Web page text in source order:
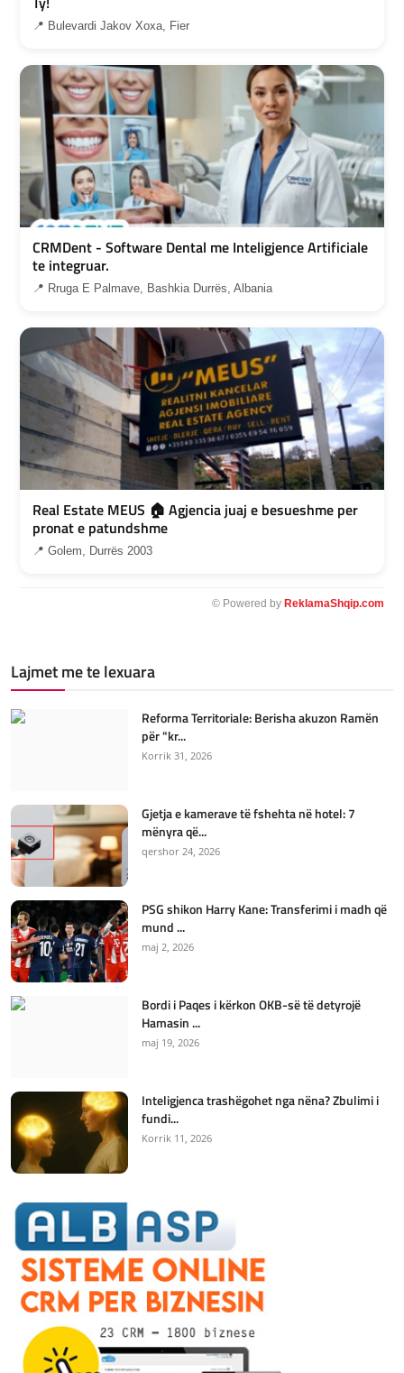
📍 Bulevardi Jakov Xoxa, Fier
CRMDent - Software Dental me Inteligjence Artificiale
te integruar.
📍 Rruga E Palmave, Bashkia Durrës, Albania
Real Estate MEUS 🏠 Agjencia juaj e besueshme per
pronat e patundshme
📍 Golem, Durrës 2003
© Powered by ReklamaShqip.com
Lajmet me te lexuara
Reforma Territoriale: Berisha akuzon Ramën
për "kr...
Korrik 31, 2026
Gjetja e kamerave të fshehta në hotel: 7
mënyra që...
qershor 24, 2026
PSG shikon Harry Kane: Transferimi i madh që
mund ...
maj 2, 2026
Bordi i Paqes i kërkon OKB-së të detyrojë
Hamasin ...
maj 19, 2026
Inteligjenca trashëgohet nga nëna? Zbulimi i
fundi...
Korrik 11, 2026